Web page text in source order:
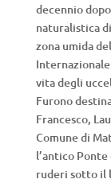
decennio
naturalistica
zona umida
vita degli
Furono
Francesco,
Comune di
l’antico
ruderi sotto il